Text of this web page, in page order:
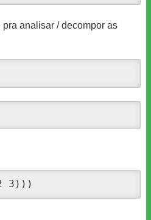
analisar / decompor as
3)))